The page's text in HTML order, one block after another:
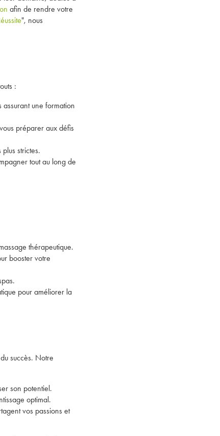
afin de rendre votre
", nous
:
une formation
préparer aux défis
strictes.
tout au long de
thérapeutique.
booster votre
pour améliorer la
succès. Notre
son potentiel.
optimal.
vos passions et